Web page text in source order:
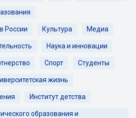
России Культура Медиа
Наука и инновации
Спорт Студенты
жизнь
Институт детства
образования и